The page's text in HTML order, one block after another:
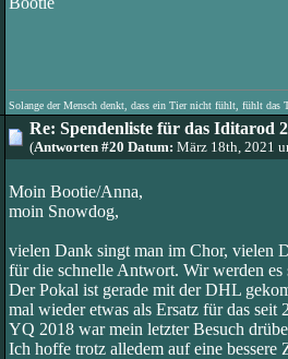
Solange der Mensch denkt, dass ein Tier nicht fühlt, fühlt das
Re: Spendenliste für das Iditarod
(Antworten #20 Datum: März 18th, 2021
Moin Bootie/Anna,
moin Snowdog,
vielen Dank singt man im Chor, vielen
für die schnelle Antwort. Wir werden es
Der Pokal ist gerade mit der DHL
mal wieder etwas als Ersatz für das
YQ 2018 war mein letzter Besuch
Ich hoffe trotz alledem auf eine bessere